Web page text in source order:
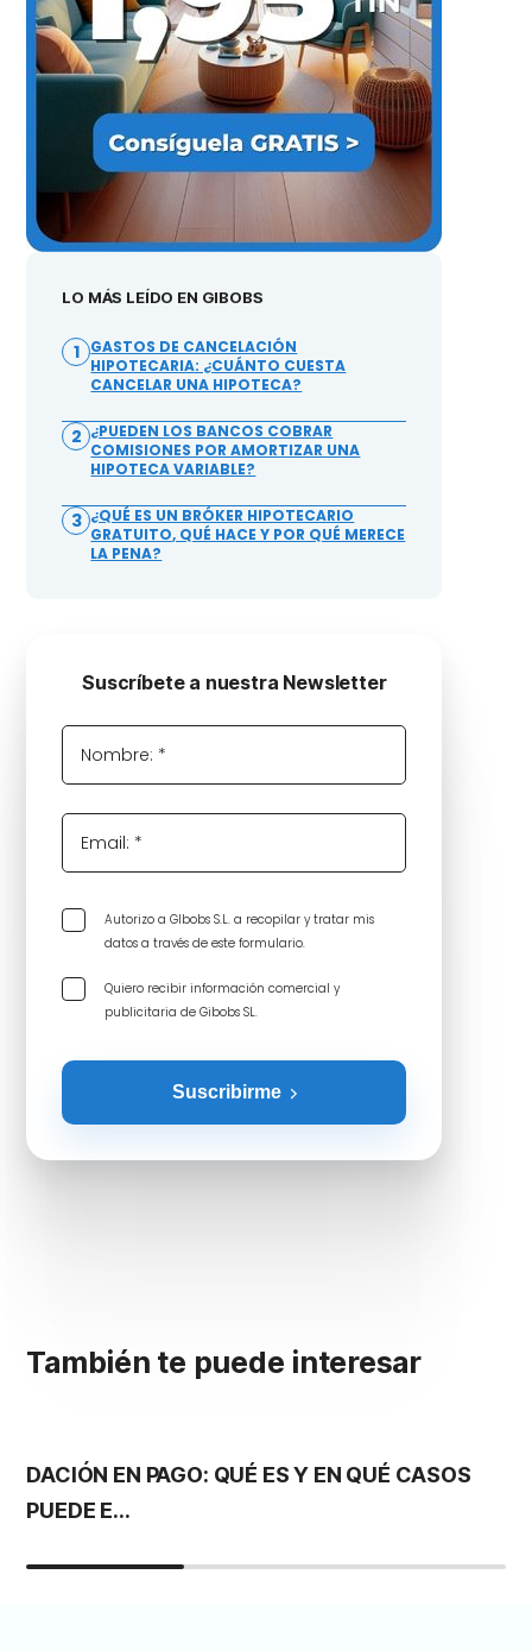
LO MÁS LEÍDO EN GIBOBS
1 GASTOS DE CANCELACIÓN
HIPOTECARIA: ¿CUÁNTO CUESTA
CANCELAR UNA HIPOTECA?
2 ¿PUEDEN LOS BANCOS COBRAR
COMISIONES POR AMORTIZAR UNA
HIPOTECA VARIABLE?
3 ¿QUÉ ES UN BRÓKER HIPOTECARIO
GRATUITO, QUÉ HACE Y POR QUÉ MERECE
LA PENA?
Suscríbete a nuestra Newsletter
Nombre: *
Email: *
Autorizo a GIbobs S.L. a recopilar y tratar mis
datos a través de este formulario.
Quiero recibir información comercial y
publicitaria de Gibobs SL.
Suscribirme
También te puede interesar
DACIÓN EN PAGO: QUÉ ES Y EN QUÉ CASOS
PUEDE E...